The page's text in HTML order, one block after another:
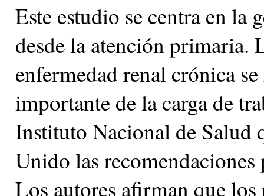
Este estudio se centra en la
desde la atención primaria.
enfermedad renal crónica
importante de la carga de
Instituto Nacional de Salud
Unido las
Los autores afirman que